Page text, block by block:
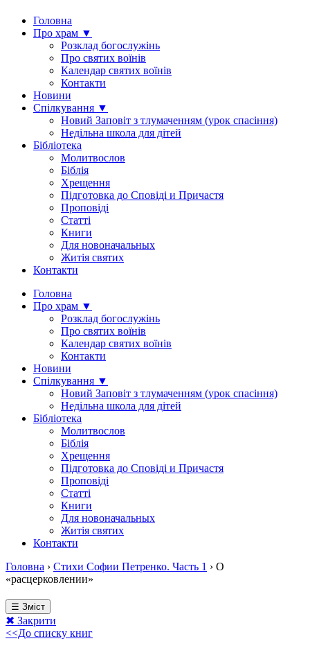
Головна
Про храм ▼
Розклад богослужінь
Про святих воїнів
Календар святих воїнів
Контакти
Новини
Спілкування ▼
Новий Заповіт з тлумаченням (урок спасіння)
Недільна школа для дітей
Бібліотека
Молитвослов
Біблія
Хрещення
Підготовка до Сповіді и Причастя
Проповіді
Статті
Книги
Для новоначальных
Житія святих
Контакти
Головна
Про храм ▼
Розклад богослужінь
Про святих воїнів
Календар святих воїнів
Контакти
Новини
Спілкування ▼
Новий Заповіт з тлумаченням (урок спасіння)
Недільна школа для дітей
Бібліотека
Молитвослов
Біблія
Хрещення
Підготовка до Сповіді и Причастя
Проповіді
Статті
Книги
Для новоначальных
Житія святих
Контакти
Головна › Стихи Софии Петренко. Часть 1 › О
«расцерковлении»
☰ Зміст
✖ Закрити
<<До списку книг